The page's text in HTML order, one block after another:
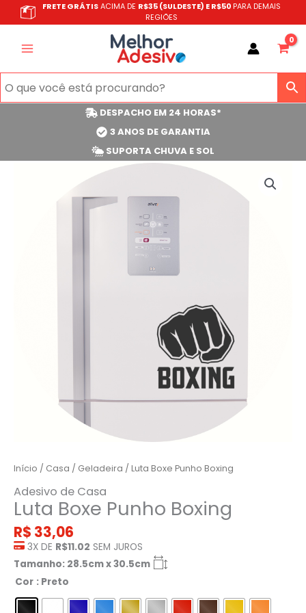
para
FRETE GRÁTISACIMA DE R$35 (SULDESTE) E R$50 PARA DEMAIS
REGIÕES
DESPACHO EM 24 HORAS*
3 ANOS DE GARANTIA
SUPORTA CHUVA E SOL
Início / Casa / Geladeira / Luta Boxe Punho Boxing
Adesivo de Casa
Luta Boxe Punho Boxing
R$ 33,06
3X DE R$11.02 SEM JUROS
Tamanho: 28.5cm x 30.5cm
Cor : Preto